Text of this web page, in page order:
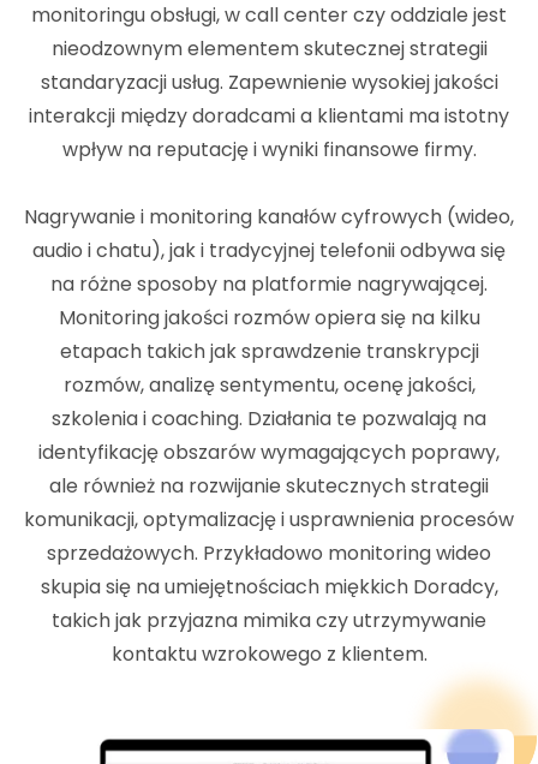
monitoringu obsługi, w call center czy oddziale jest
nieodzownym elementem skutecznej strategii
standaryzacji usług. Zapewnienie wysokiej jakości
interakcji między doradcami a klientami ma istotny
wpływ na reputację i wyniki finansowe firmy.
Nagrywanie i monitoring kanałów cyfrowych (wideo,
audio i chatu), jak i tradycyjnej telefonii odbywa się
na różne sposoby na platformie nagrywającej.
Monitoring jakości rozmów opiera się na kilku
etapach takich jak sprawdzenie transkrypcji
rozmów, analizę sentymentu, ocenę jakości,
szkolenia i coaching. Działania te pozwalają na
identyfikację obszarów wymagających poprawy,
ale również na rozwijanie skutecznych strategii
komunikacji, optymalizację i usprawnienia procesów
sprzedażowych. Przykładowo monitoring wideo
skupia się na umiejętnościach miękkich Doradcy,
takich jak przyjazna mimika czy utrzymywanie
kontaktu wzrokowego z klientem.